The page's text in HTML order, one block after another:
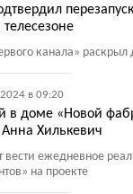
канала» раскрыл
в 09:20
в доме «Новой
Анна Хилькевич
вести ежедневное
на проекте